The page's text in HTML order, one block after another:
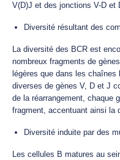
V(D)J et des jonctions V-D et
Diversité résultant des
La diversité des BCR est
nombreux fragments de
légères que dans les
diverses de gènes V, D et J
de la réarrangement, chaque
fragment, accentuant ainsi la
Diversité induite par des
Les cellules B matures au